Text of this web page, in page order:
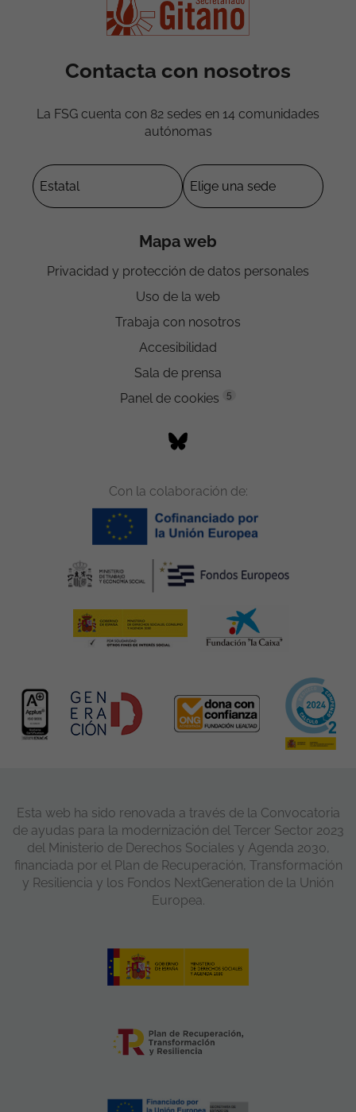
Contacta con nosotros
La FSG cuenta con 82 sedes en 14 comunidades
autónomas
Mapa web
Privacidad y protección de datos personales
Uso de la web
Trabaja con nosotros
Accesibilidad
Sala de prensa
Panel de cookies
5
Con la colaboración de:
Esta web ha sido renovada a través de la Convocatoria
de ayudas para la modernización del Tercer Sector 2023
del Ministerio de Derechos Sociales y Agenda 2030,
financiada por el Plan de Recuperación, Transformación
y Resiliencia y los Fondos NextGeneration de la Unión
Europea.